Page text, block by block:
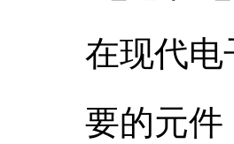
在现代电
要的元件